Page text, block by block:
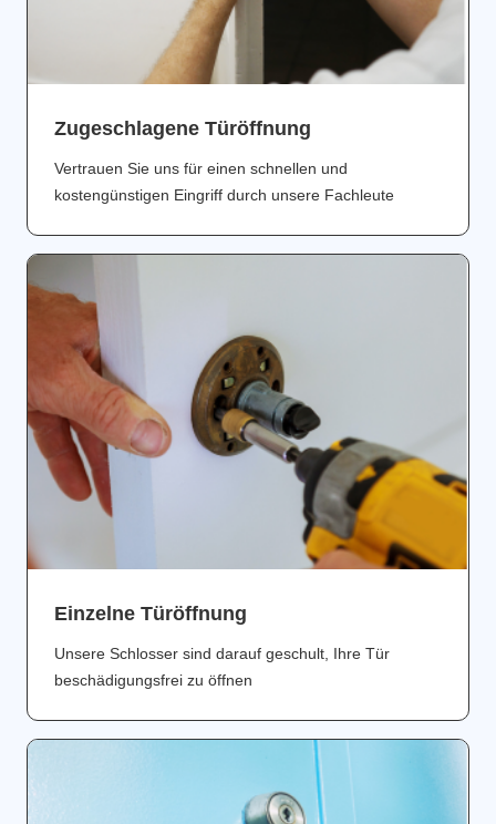
Zugeschlagene Türöffnung
Vertrauen Sie uns für einen schnellen und
kostengünstigen Eingriff durch unsere Fachleute
Einzelne Türöffnung
Unsere Schlosser sind darauf geschult, Ihre Tür
beschädigungsfrei zu öffnen